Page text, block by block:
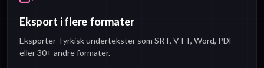
Eksport i flere formater
Eksporter Tyrkisk undertekster som SRT, VTT, Word, PDF
eller 30+ andre formater.